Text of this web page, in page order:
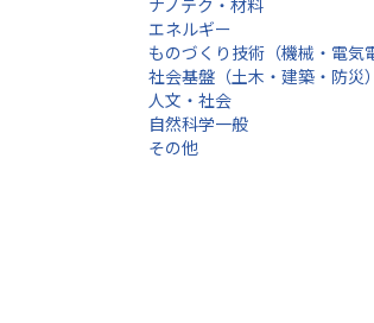
ナノテク・材料
エネルギー
ものづくり技術（機械・電気
社会基盤（土木・建築・防災）
人文・社会
自然科学一般
その他